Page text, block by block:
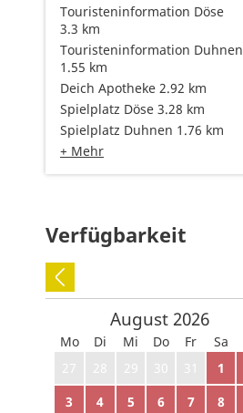
Touristeninformation Döse
3.3 km
Touristeninformation Duhnen
1.55 km
Deich Apotheke 2.92 km
Spielplatz Döse 3.28 km
Spielplatz Duhnen 1.76 km
+ Mehr
Verfügbarkeit
August 2026
Mo Di Mi Do Fr Sa
27
28 29 30 31 1
3
4 5 6 7 8